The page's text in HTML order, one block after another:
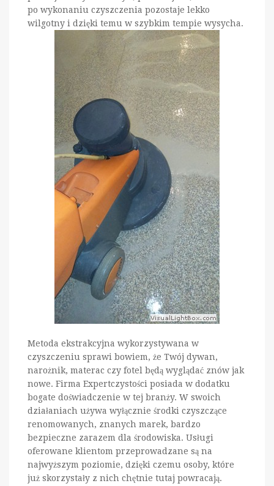
po wykonaniu czyszczenia pozostaje lekko
wilgotny i dzięki temu w szybkim tempie wysycha.
Metoda ekstrakcyjna wykorzystywana w
czyszczeniu sprawi bowiem, że Twój dywan,
narożnik, materac czy fotel będą wyglądać znów jak
nowe. Firma Expertczystości posiada w dodatku
bogate doświadczenie w tej branży. W swoich
działaniach używa wyłącznie środki czyszczące
renomowanych, znanych marek, bardzo
bezpieczne zarazem dla środowiska. Usługi
oferowane klientom przeprowadzane są na
najwyższym poziomie, dzięki czemu osoby, które
już skorzystały z nich chętnie tutaj powracają.